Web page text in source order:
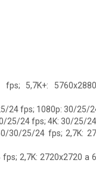
5,7K+:
24 fps; 1080p: 30/25/
25/24 fps; 4K: 30/25/
30/25/24 fps; 2,7K:
2,7K: 2720x2720